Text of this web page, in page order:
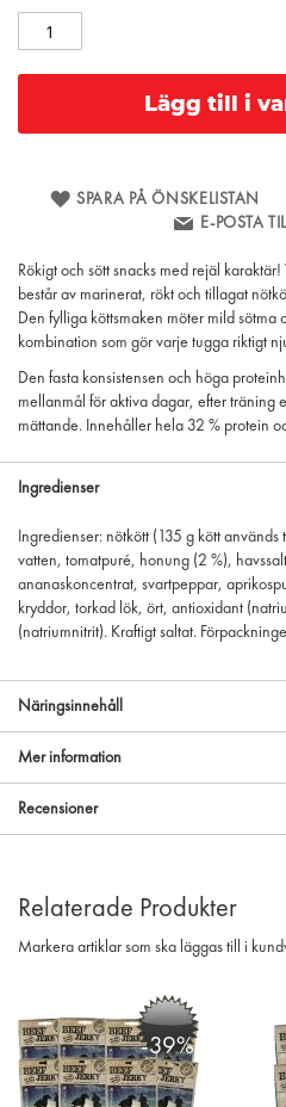
Lägg till i
SPARA PÅ ÖNSKELISTAN
E-POSTA
Rökigt och sött snacks med rejäl
består av marinerat, rökt och tillagat
Den fylliga köttsmaken möter mild sötma
kombination som gör varje tugga riktigt
Den fasta konsistensen och höga
mellanmål för aktiva dagar, efter träning
mättande. Innehåller hela 32 % protein
Ingredienser
Ingredienser: nötkött (135 g kött
vatten, tomatpuré, honung (2 %),
ananaskoncentrat, svartpeppar,
kryddor, torkad lök, ört, antioxidant
(natriumnitrit). Kraftigt saltat.
Näringsinnehåll
Mer information
Recensioner
Relaterade Produkter
Markera artiklar som ska läggas till i
-39%